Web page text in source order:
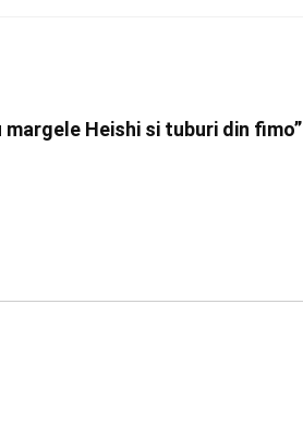
Heishi si tuburi din fimo”